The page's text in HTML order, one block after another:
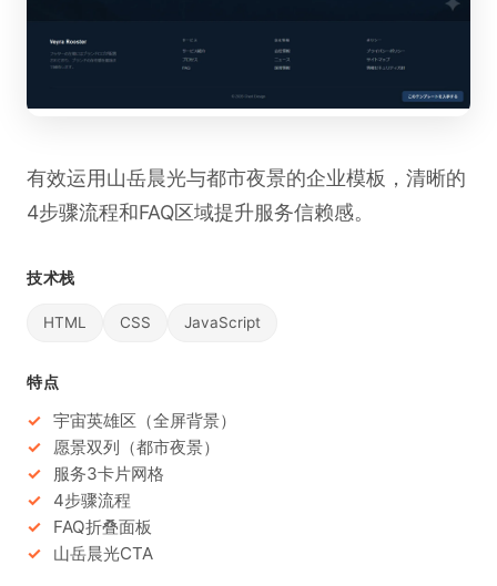
有效运用山岳晨光与都市夜景的企业模板，清晰的
4步骤流程和FAQ区域提升服务信赖感。
技术栈
HTML CSS JavaScript
特点
宇宙英雄区（全屏背景）
愿景双列（都市夜景）
服务3卡片网格
4步骤流程
FAQ折叠面板
山岳晨光CTA